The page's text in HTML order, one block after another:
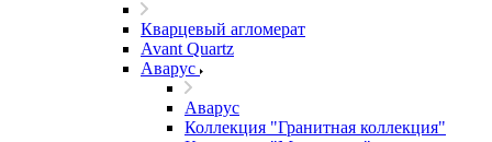
Кварцевый агломерат
Avant Quartz
Аварус
Аварус
Коллекция "Гранитная коллекция"